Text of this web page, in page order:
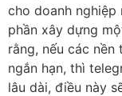
cho doanh
phần xây dựng
rằng, nếu các
ngắn hạn, thì
lâu dài, điều này